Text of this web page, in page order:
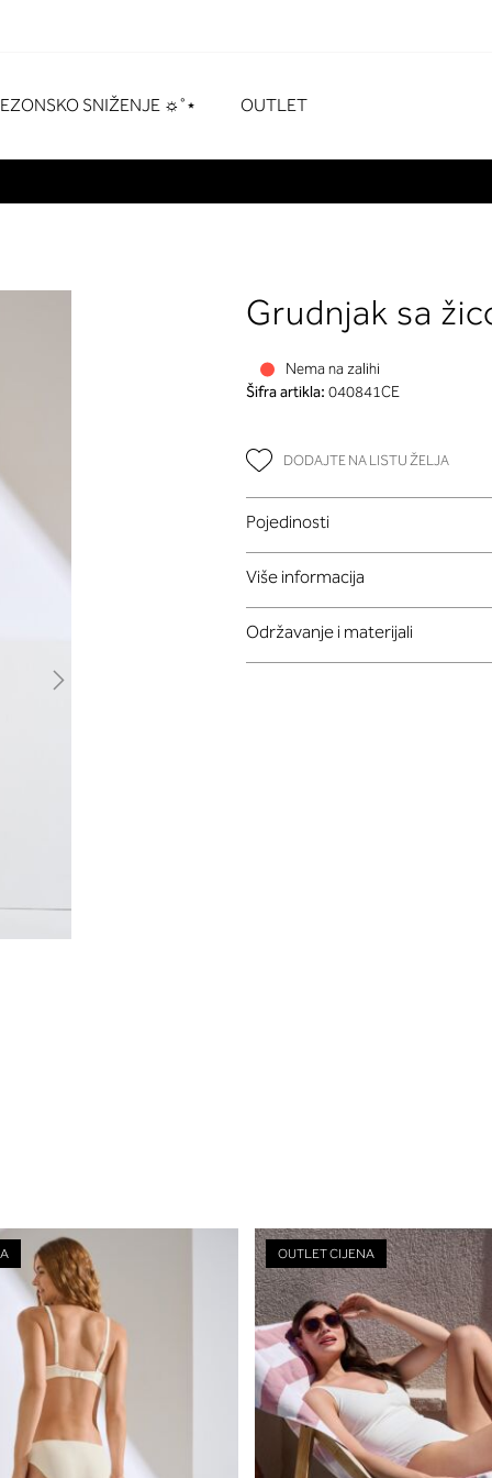
SNIŽENJE ☼˚⋆ OUTLET
Grudnjak sa
Nema na zalihi
Šifra artikla: 040841CE
DODAJTE NA LISTU ŽELJA
Pojedinosti
Više informacija
Održavanje i materijali
OUTLET CIJENA